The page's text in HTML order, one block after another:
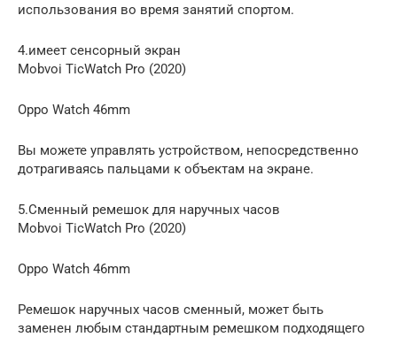
использования во время занятий спортом.
4.имеет сенсорный экран
Mobvoi TicWatch Pro (2020)
Oppo Watch 46mm
Вы можете управлять устройством, непосредственно
дотрагиваясь пальцами к объектам на экране.
5.Сменный ремешок для наручных часов
Mobvoi TicWatch Pro (2020)
Oppo Watch 46mm
Ремешок наручных часов сменный, может быть
заменен любым стандартным ремешком подходящего